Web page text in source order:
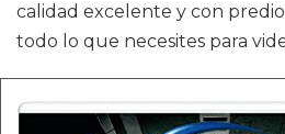
calidad excelente y con
todo lo que necesites para